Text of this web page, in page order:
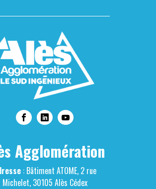
Agglomération
: Bâtiment ATOME, 2 rue
Michelet, 30105 Alès Cédex